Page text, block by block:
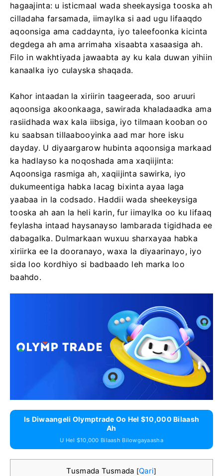
hagaajinta: u isticmaal wada sheekaysiga tooska ah
cilladaha farsamada, iimaylka si aad ugu lifaaqdo
aqoonsiga ama caddaynta, iyo taleefoonka kicinta
degdega ah ama arrimaha xisaabta xasaasiga ah.
Filo in wakhtiyada jawaabta ay ku kala duwan yihiin
kanaalka iyo culayska shaqada.
Kahor intaadan la xiriirin taageerada, soo aruuri
aqoonsiga akoonkaaga, sawirada khaladaadka ama
rasiidhada wax kala iibsiga, iyo tilmaan kooban oo
ku saabsan tillaabooyinka aad mar hore isku
dayday. U diyaargarow hubinta aqoonsiga markaad
ka hadlayso ka noqoshada ama xaqiijinta:
Aqoonsiga rasmiga ah, xaqiijinta sawirka, iyo
dukumeentiga habka lacag bixinta ayaa laga
yaabaa in la codsado. Haddii wada sheekeysiga
tooska ah aan la heli karin, fur iimaylka oo ku lifaaq
feylasha intaad haysanayso lambarada tigidhada ee
dabagalka. Dulmarkaan wuxuu sharxayaa habka
xiriirka ee la dooranayo, waxa la diyaarinayo, iyo
sida loo kordhiyo si badbaado leh marka loo
baahdo.
Is Diwaangeli Olymptrade Oo Hel $10,000 Bilaash
Ah
U Hel $10,000 Bilaash Bilowgayaasha
Tusmada Tusmada [Qari]